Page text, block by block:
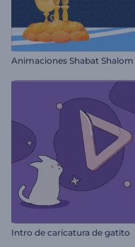
Animaciones Shabat Shalom
Intro de caricatura de gatito